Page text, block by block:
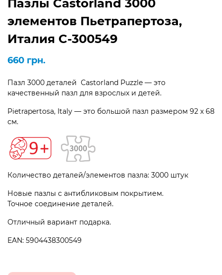
Пазлы Castorland 3000
элементов Пьетрапертоза,
Италия C-300549
660 грн.
Пазл 3000 деталей Castorland Puzzle — это
качественный пазл для взрослых и детей.
Pietrapertosa, Italy — это большой пазл размером 92 х 68
см.
Количество деталей/элементов пазла: 3000 штук
Новые пазлы с антибликовым покрытием.
Точное соединение деталей.
Отличный вариант подарка.
EAN: 5904438300549